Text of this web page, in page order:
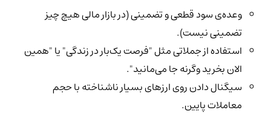
وعده‌ی سود قطعی و تضمینی (در بازار مالی هیچ چیز
تضمینی نیست).
استفاده از جملاتی مثل "فرصت یک‌بار در زندگی" یا "همین
الان بخرید وگرنه جا می‌مانید".
سیگنال دادن روی ارزهای بسیار ناشناخته با حجم
معاملات پایین.